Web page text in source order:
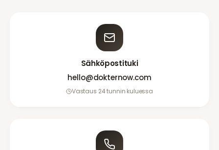
Sähköpostituki
hello@dokternow.com
Vastaus 24 tunnin kuluessa